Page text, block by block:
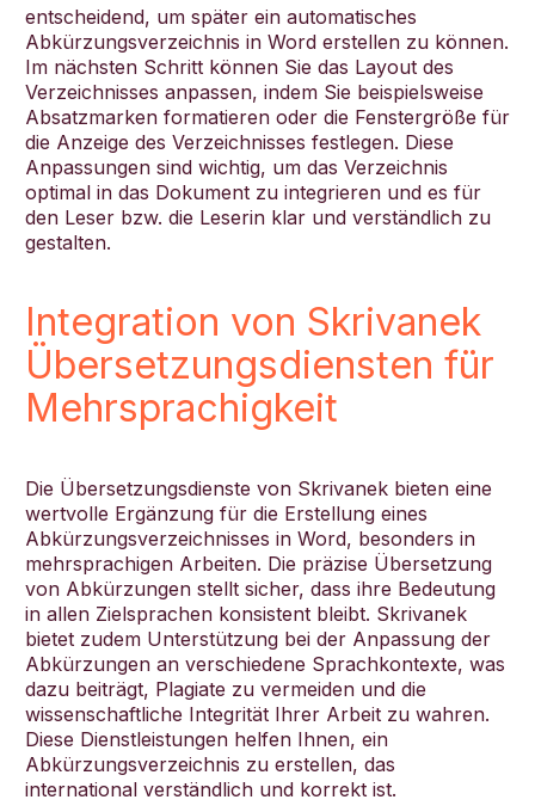
entscheidend, um später ein automatisches
Abkürzungsverzeichnis in Word erstellen zu können.
Im nächsten Schritt können Sie das Layout des
Verzeichnisses anpassen, indem Sie beispielsweise
Absatzmarken formatieren oder die Fenstergröße für
die Anzeige des Verzeichnisses festlegen. Diese
Anpassungen sind wichtig, um das Verzeichnis
optimal in das Dokument zu integrieren und es für
den Leser bzw. die Leserin klar und verständlich zu
gestalten.
Integration von Skrivanek
Übersetzungsdiensten für
Mehrsprachigkeit
Die Übersetzungsdienste von Skrivanek bieten eine
wertvolle Ergänzung für die Erstellung eines
Abkürzungsverzeichnisses in Word, besonders in
mehrsprachigen Arbeiten. Die präzise Übersetzung
von Abkürzungen stellt sicher, dass ihre Bedeutung
in allen Zielsprachen konsistent bleibt. Skrivanek
bietet zudem Unterstützung bei der Anpassung der
Abkürzungen an verschiedene Sprachkontexte, was
dazu beiträgt, Plagiate zu vermeiden und die
wissenschaftliche Integrität Ihrer Arbeit zu wahren.
Diese Dienstleistungen helfen Ihnen, ein
Abkürzungsverzeichnis zu erstellen, das
international verständlich und korrekt ist.